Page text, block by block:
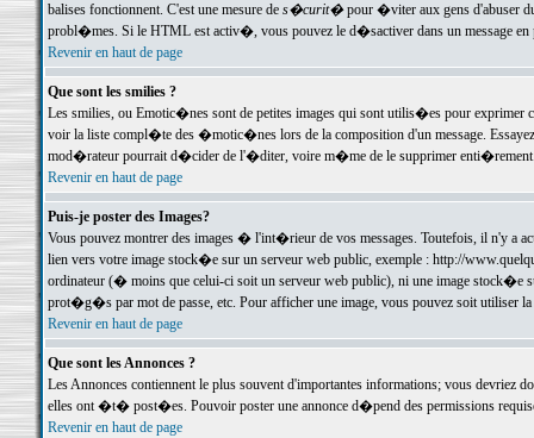
balises fonctionnent. C'est une mesure de s�curit�pour �viter aux gens d'abuser
probl�mes. Si le HTML est activ�, vous pouvez le d�sactiver dans un message en
Revenir en haut de page
Que sont les smilies ?
Les smilies, ou Emotic�nes sont de petites images qui sont utilis�es pour exprimer
voir la liste compl�te des �motic�nes lors de la composition d'un message.
mod�rateur pourrait d�cider de l'�diter, voire m�me de le supprimer
Revenir en haut de page
Puis-je poster des Images?
Vous pouvez montrer des images � l'int�rieur de vos messages. Toutefois, il n'y a
lien vers votre image stock�e sur un serveur web public, exemple : http://
ordinateur (� moins que celui-ci soit un serveur web public), ni une image stock�e
prot�g�s par mot de passe, etc. Pour afficher une image, vous pouvez soit
Revenir en haut de page
Que sont les Annonces ?
Les Annonces contiennent le plus souvent d'importantes informations; vous devriez
elles ont �t� post�es. Pouvoir poster une annonce d�pend des permissions
Revenir en haut de page